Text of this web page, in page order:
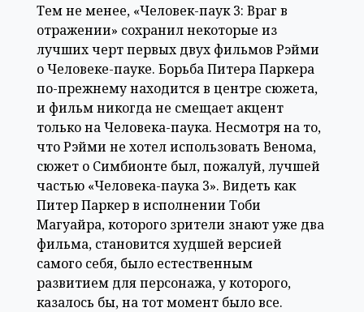
Тем не менее, «Человек-паук 3: Враг в
отражении» сохранил некоторые из
лучших черт первых двух фильмов Рэйми
о Человеке-пауке. Борьба Питера Паркера
по-прежнему находится в центре сюжета,
и фильм никогда не смещает акцент
только на Человека-паука. Несмотря на то,
что Рэйми не хотел использовать Венома,
сюжет о Симбионте был, пожалуй, лучшей
частью «Человека-паука 3». Видеть как
Питер Паркер в исполнении Тоби
Магуайра, которого зрители знают уже два
фильма, становится худшей версией
самого себя, было естественным
развитием для персонажа, у которого,
казалось бы, на тот момент было все.